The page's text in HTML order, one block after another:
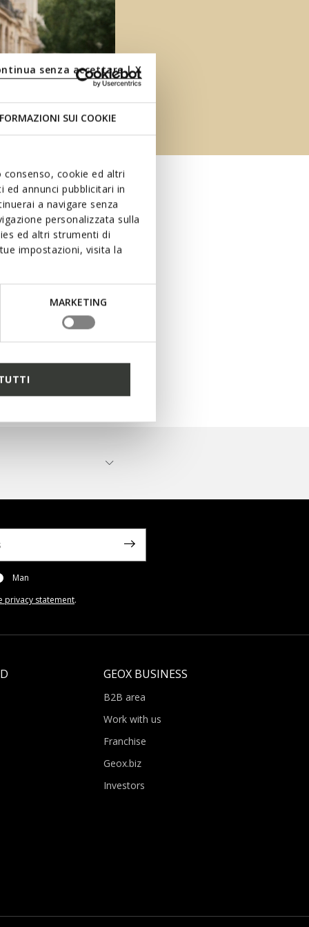
SUI COOKIE
cookie ed altri
annunci pubblicitari in
a navigare senza
personalizzata sulla
ed altri strumenti di
impostazioni, visita la
MARKETING
senza accettare | X
Man
privacy statement.
GEOX BUSINESS
B2B area
Work with us
Franchise
Geox.biz
Investors